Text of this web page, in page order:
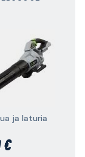
ja laturia
€